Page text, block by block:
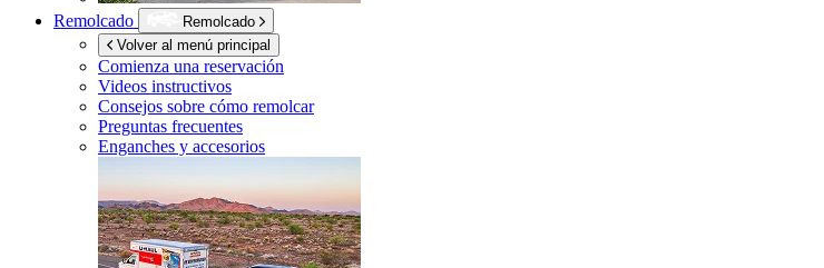
Remolcado
Remolcado
Volver al menú principal
Comienza una reservación
Videos instructivos
Consejos sobre cómo remolcar
Preguntas frecuentes
Enganches y accesorios